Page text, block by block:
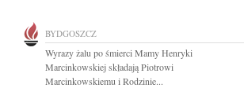
BYDGOSZCZ
Wyrazy żalu po śmierci Mamy Henryki
Marcinkowskiej składają Piotrowi
Marcinkowskiemu i Rodzinie...